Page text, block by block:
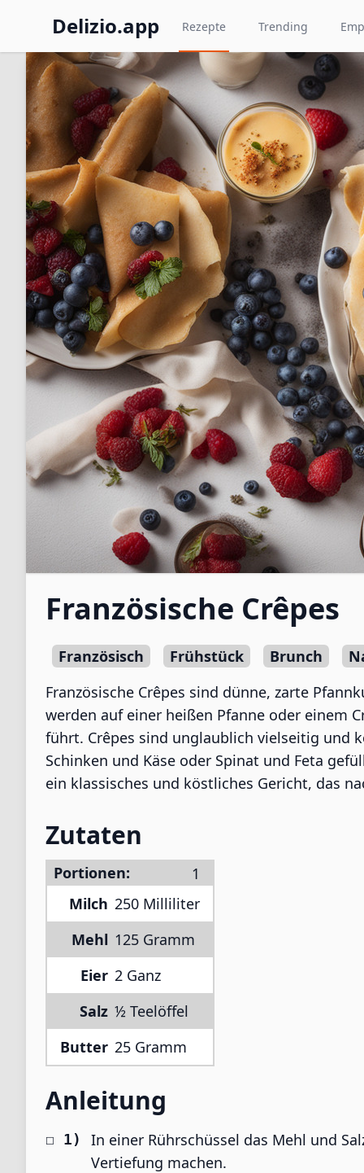
Delizio.app Rezepte Trending
Französische Crêpes
Französisch Frühstück Brunch
Französische Crêpes sind dünne, zarte
werden auf einer heißen Pfanne oder einem
führt. Crêpes sind unglaublich vielseitig und
Schinken und Käse oder Spinat und Feta
ein klassisches und köstliches Gericht, das
Zutaten
Portionen:
Milch 250 Milliliter
Mehl 125 Gramm
Eier 2 Ganz
Salz ½ Teelöffel
Butter 25 Gramm
Anleitung
In einer Rührschüssel das Mehl und
Vertiefung machen.